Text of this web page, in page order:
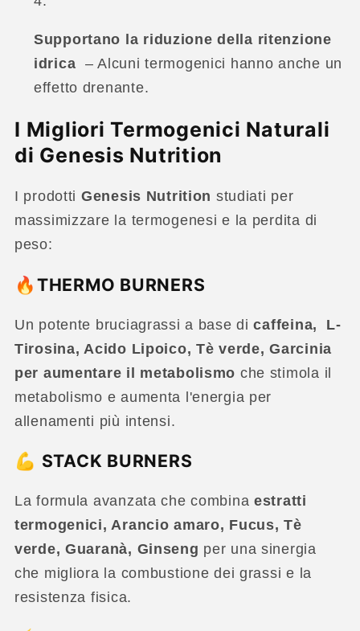
Supportano la riduzione della ritenzione
idrica – Alcuni termogenici hanno anche un
effetto drenante.
I Migliori Termogenici Naturali
di Genesis Nutrition
I prodotti Genesis Nutrition studiati per
massimizzare la termogenesi e la perdita di
peso:
🔥THERMO BURNERS
Un potente bruciagrassi a base dicaffeina,
L-
Tirosina, Acido Lipoico, Tè verde, Garcinia
per aumentare il metabolismo che stimola il
metabolismo e aumenta l'energia per
allenamenti più intensi.
💪 STACK BURNERS
La formula avanzata che combinaestratti
termogenici,Arancio amaro, Fucus, Tè
verde, Guaranà, Ginseng per una sinergia
che migliora la combustione dei grassi e la
resistenza fisica.